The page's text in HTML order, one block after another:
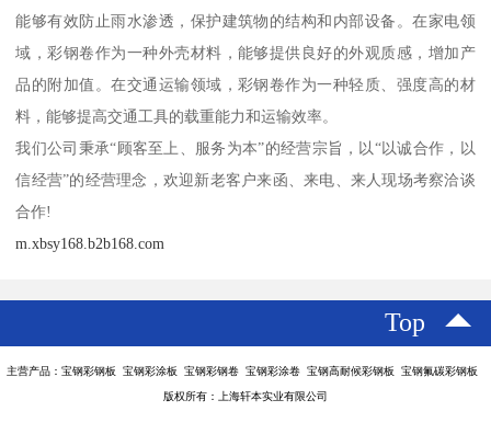
能够有效防止雨水渗透，保护建筑物的结构和内部设备。在家电领
域，彩钢卷作为一种外壳材料，能够提供良好的外观质感，增加产
品的附加值。在交通运输领域，彩钢卷作为一种轻质、强度高的材
料，能够提高交通工具的载重能力和运输效率。
我们公司秉承“顾客至上、服务为本”的经营宗旨，以“以诚合作，以
信经营”的经营理念，欢迎新老客户来函、来电、来人现场考察洽谈
合作!
m.xbsy168.b2b168.com
Top
主营产品：宝钢彩钢板 宝钢彩涂板 宝钢彩钢卷 宝钢彩涂卷 宝钢高耐候彩钢板 宝钢氟碳彩钢板
版权所有：上海轩本实业有限公司